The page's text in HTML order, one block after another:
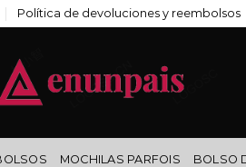
Política de devoluciones y reembolsos
MOCHILAS PARFOIS BOLSO